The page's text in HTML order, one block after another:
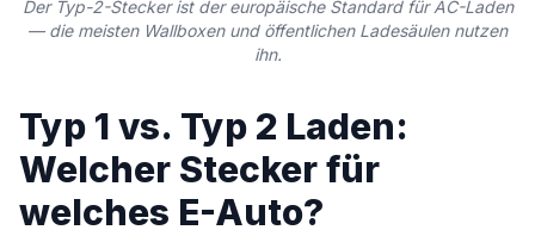
Der Typ-2-Stecker ist der europäische Standard für AC-Laden
— die meisten Wallboxen und öffentlichen Ladesäulen nutzen
ihn.
Typ 1 vs. Typ 2 Laden:
Welcher Stecker für
welches E-Auto?